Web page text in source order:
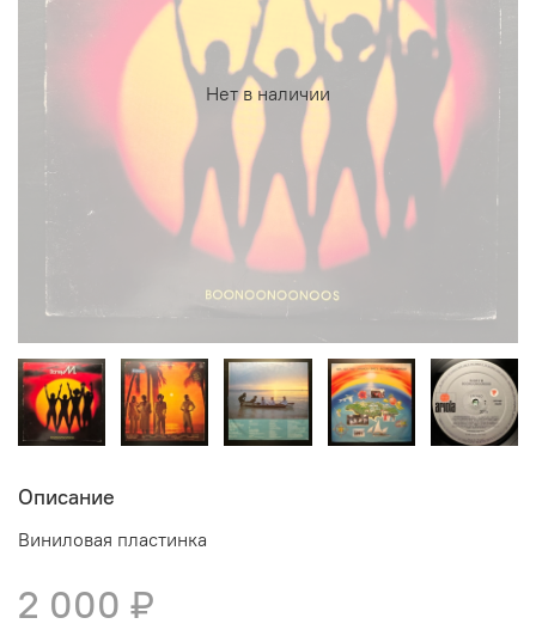
Нет в наличии
Описание
Виниловая пластинка
2 000 ₽